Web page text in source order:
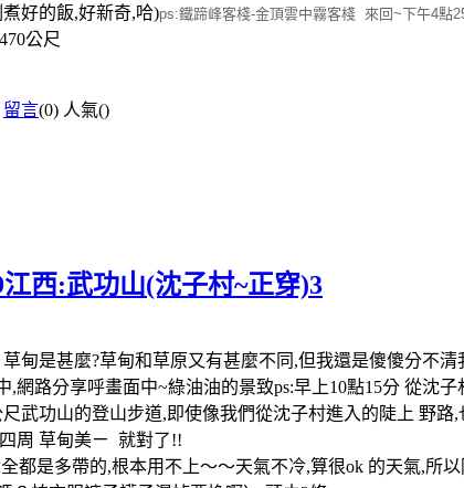
好的飯,好新奇,哈)ps:鐵蹄峰客棧-金頂雲中霧客棧 來回~下午4點
公尺
留言(0) 人氣()
江西:武功山(沈子村~正穿)3
甸是甚麼?草甸和草原又有甚麼不同,但我還是傻傻分不
,網路分享呼畫面中~綠油油的景致ps:早上10點15分 從沈
尺武功山的登山步道,即使像我們從沈子村進入的陡上 野
周 草甸美ㄧ 就對了!!
都是多帶的,根本用不上～～天氣不冷,算很ok 的天氣,所